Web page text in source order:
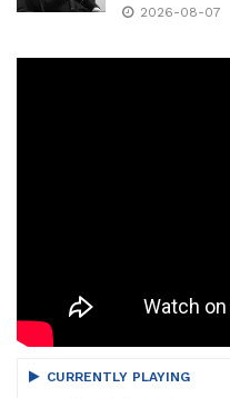
2026-08-07
CURRENTLY PLAYING